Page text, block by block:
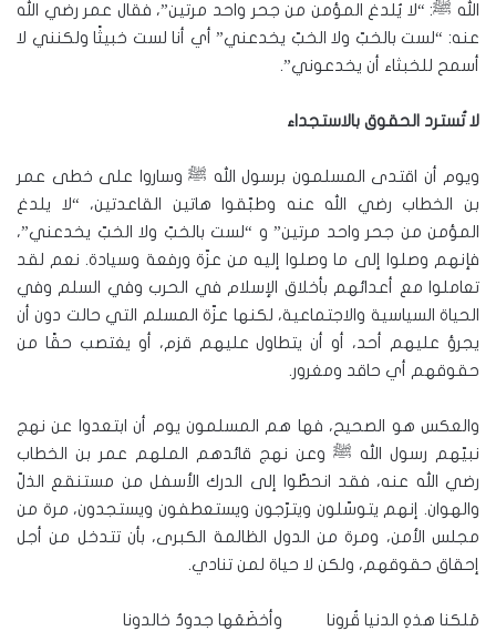
الله ﷺ: “لا يُلدغ المؤمن من جحر واحد مرتين”، فقال عمر رضي الله
عنه: “لست بالخبّ ولا الخبّ يخدعني” أي أنا لست خبيثًا ولكنني لا
أسمح للخبثاء أن يخدعوني”.
لا تُسترد الحقوق بالاستجداء
ويوم أن اقتدى المسلمون برسول الله ﷺ وساروا على خطى عمر
بن الخطاب رضي الله عنه وطبّقوا هاتين القاعدتين، “لا يلدغ
المؤمن من جحر واحد مرتين” و “لست بالخبّ ولا الخبّ يخدعني”،
فإنهم وصلوا إلى ما وصلوا إليه من عزّة ورفعة وسيادة. نعم لقد
تعاملوا مع أعدائهم بأخلاق الإسلام في الحرب وفي السلم وفي
الحياة السياسية والاجتماعية، لكنها عزّة المسلم التي حالت دون أن
يجرؤ عليهم أحد، أو أن يتطاول عليهم قزم، أو يغتصب حقًا من
حقوقهم أي حاقد ومغرور.
والعكس هو الصحيح، فها هم المسلمون يوم أن ابتعدوا عن نهج
نبيّهم رسول الله ﷺ وعن نهج قائدهم الملهم عمر بن الخطاب
رضي الله عنه، فقد انحطّوا إلى الدرك الأسفل من مستنقع الذلّ
والهوان. إنهم يتوسّلون ويترّجون ويستعطفون ويستجدون، مرة من
مجلس الأمن، ومرة من الدول الظالمة الكبرى، بأن تتدخل من أجل
إحقاق حقوقهم، ولكن لا حياة لمن تنادي.
مَلكنا هذهِ الدنيا قُرونا وأخضَعَها جدودٌ خالدونا